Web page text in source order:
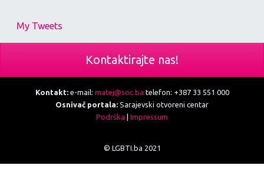
My Tweets
Kontaktirajte nas!
Kontakt:e-mail: matej@soc.ba telefon: +387 33 551 000
Osnivač portala: Sarajevski otvoreni centar
Podrška
Impressum
© LGBTI.ba 2021